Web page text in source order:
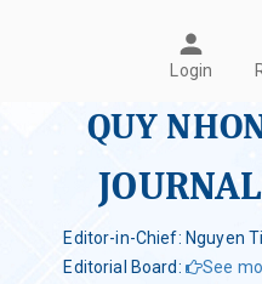
Login
QUY
Editor-in-Chief: Nguyen
Editorial Board:
See